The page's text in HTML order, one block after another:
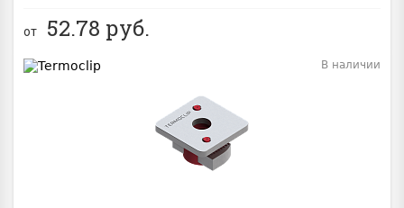
от 52.78 руб.
В наличии